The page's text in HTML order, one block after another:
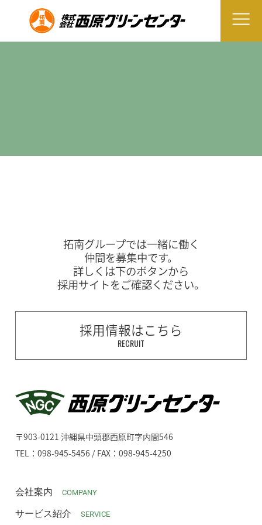
拓南グループでは一緒に働く
仲間を募集中です。
詳しくは下のボタンから
採用サイトをご確認ください。
採用情報はこちら
RECRUIT
〒903-0121 沖縄県中頭郡西原町字内間546
TEL：098-945-5456 / FAX：098-945-4250
会社案内 COMPANY
サービス紹介 SERVICE